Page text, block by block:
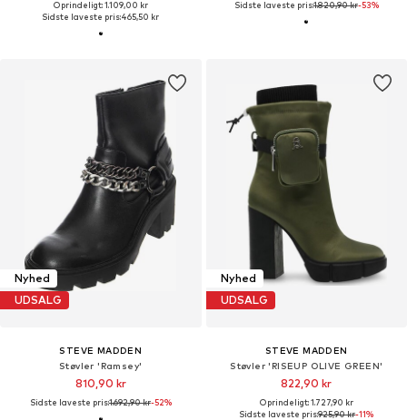
Oprindeligt: 1.109,00 kr
Sidste laveste pris:465,50 kr
Sidste laveste pris:1.820,90 kr-53%
Nyhed
UDSALG
STEVE MADDEN
Støvler 'Ramsey'
810,90 kr
Sidste laveste pris:1.692,90 kr-52%
Nyhed
UDSALG
STEVE MADDEN
Støvler 'RISEUP OLIVE GREEN'
822,90 kr
Oprindeligt: 1.727,90 kr
Sidste laveste pris:925,90 kr-11%